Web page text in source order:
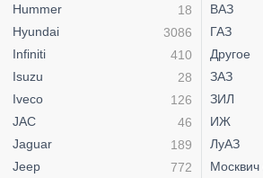
Hummer
18
Hyundai
3086
Infiniti
410
Isuzu
28
Iveco
126
JAC
46
Jaguar
189
Jeep
772
ВАЗ
ГАЗ
Другое
ЗАЗ
ЗИЛ
ИЖ
ЛуАЗ